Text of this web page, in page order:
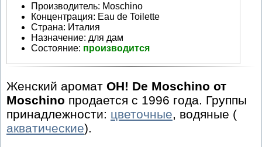
Производитель: Moschino
Концентрация: Eau de Toilette
Страна: Италия
Назначение: для дам
Состояние: производится
Женский аромат OH! De Moschino от
Moschino продается с 1996 года. Группы
принадлежности: цветочные, водяные (
акватические).